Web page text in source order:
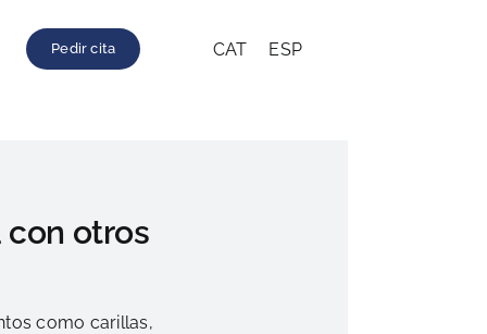
Pedir cita CAT ESP
otros
como carillas,